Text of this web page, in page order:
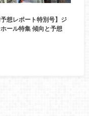
予想レポート特別号】ジ
ール特集 傾向と予想